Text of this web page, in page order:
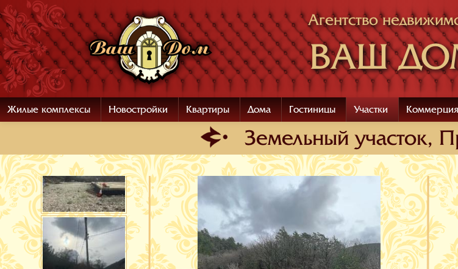
Агентство
ВАШ
Жилые комплексы Новостройки Квартиры Дома Гостиницы Участки Коммерция
Земельный участок,